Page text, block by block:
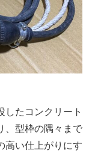
したコンクリート
、型枠の隅々まで
高い仕上がりにす